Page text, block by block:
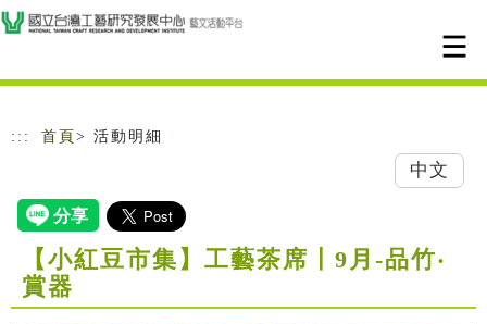
跳到主要內容
網站導覽
::: 首頁 > 活動明細
中文
【小紅豆市集】工藝茶席〡9月-品竹‧
賞器